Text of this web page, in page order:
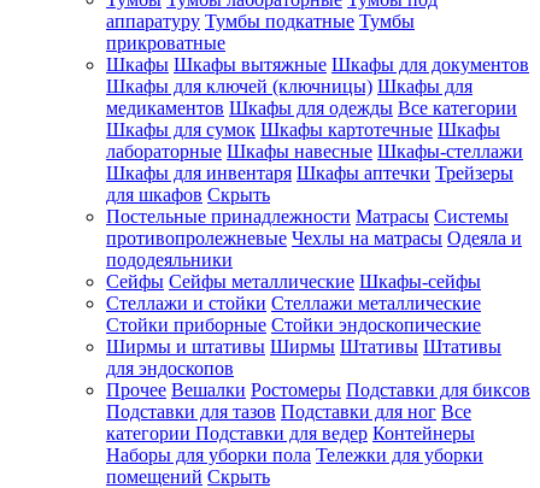
аппаратуру Тумбы подкатные Тумбы
прикроватные
Шкафы Шкафы вытяжные Шкафы для документов
Шкафы для ключей (ключницы) Шкафы для
медикаментов Шкафы для одежды Все категории
Шкафы для сумок Шкафы картотечные Шкафы
лабораторные Шкафы навесные Шкафы-стеллажи
Шкафы для инвентаря Шкафы аптечки Трейзеры
для шкафов Скрыть
Постельные принадлежности Матрасы Системы
противопролежневые Чехлы на матрасы Одеяла и
пододеяльники
Сейфы Сейфы металлические Шкафы-сейфы
Стеллажи и стойки Стеллажи металлические
Стойки приборные Стойки эндоскопические
Ширмы и штативы Ширмы Штативы Штативы
для эндоскопов
Прочее Вешалки Ростомеры Подставки для биксов
Подставки для тазов Подставки для ног Все
категории Подставки для ведер Контейнеры
Наборы для уборки пола Тележки для уборки
помещений Скрыть